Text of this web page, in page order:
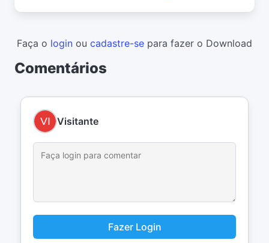
Faça o login ou cadastre-se para fazer o Download
Comentários
Visitante
Fazer Login